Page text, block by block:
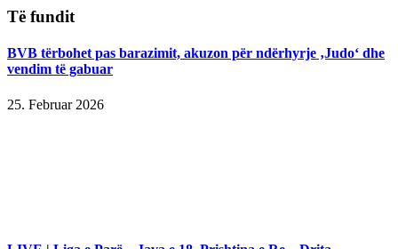
Të fundit
BVB tërbohet pas barazimit, akuzon për ndërhyrje ‚Judo‘ dhe
vendim të gabuar
25. Februar 2026